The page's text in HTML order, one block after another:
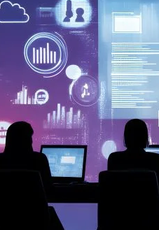
Bonstetten
Bottighofen
Bremgarten bei Bern
Brig-Glis
Bronschhofen
Brugg
Brugg AG